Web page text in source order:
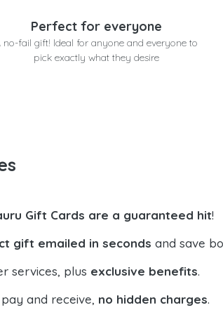
Perfect for everyone
no-fail gift! Ideal for anyone and everyone to
pick exactly what they desire
Gift Cards are a guaranteed hit!
gift emailed in seconds and save
services, plus exclusive benefits.
and receive, no hidden charges.